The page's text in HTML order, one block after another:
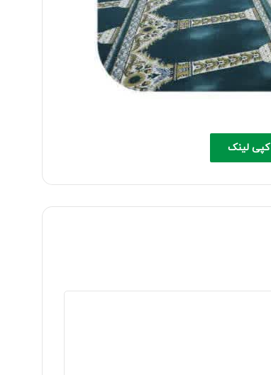
کپی لینک